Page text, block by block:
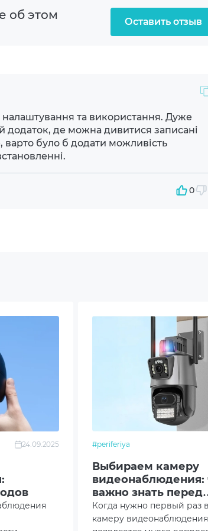
MicroSD
об этом
Оставить отзыв
та використання. Дуже
додаток, де можна дивитися записані
варто було б додати можливість
0
24.09.2025 #periferiya
Выбираем камеру
видеонаблюдения:
важно знать перед
покупкой
Когда нужно первый раз
камеру